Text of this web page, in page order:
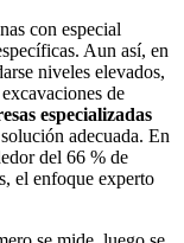
con especial
Aun así, en
niveles elevados,
de
especializadas
adecuada. En
del 66 % de
el enfoque experto